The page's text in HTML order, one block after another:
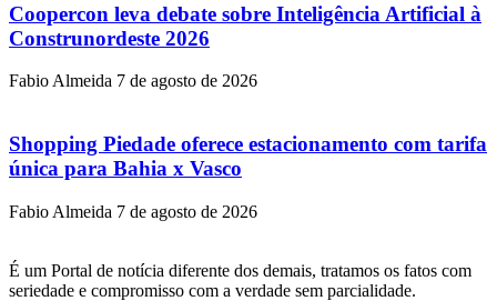
Coopercon leva debate sobre Inteligência Artificial à
Construnordeste 2026
Fabio Almeida 7 de agosto de 2026
Shopping Piedade oferece estacionamento com tarifa
única para Bahia x Vasco
Fabio Almeida 7 de agosto de 2026
É um Portal de notícia diferente dos demais, tratamos os fatos com
seriedade e compromisso com a verdade sem parcialidade.